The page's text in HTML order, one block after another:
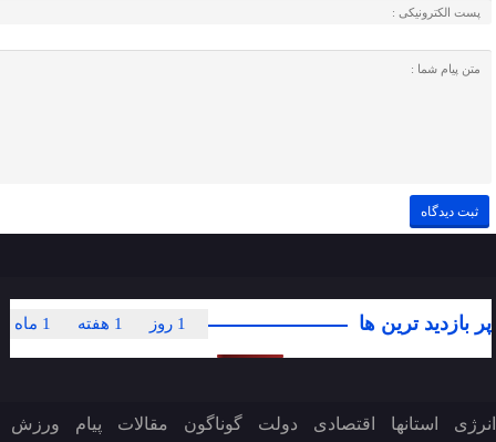
پر بازدید ترین ها 1 ماه 1 هفته 1 روز
انرژی استانها اقتصادی دولت گوناگون مقالات پیام ورزش